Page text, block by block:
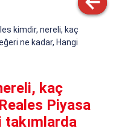
kimdir, nereli, kaç
ne kadar, Hangi
kaç
Piyasa
takımlarda